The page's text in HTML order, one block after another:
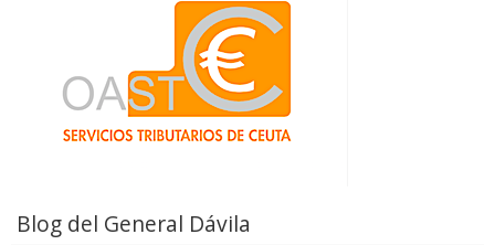
Blog del General Dávila